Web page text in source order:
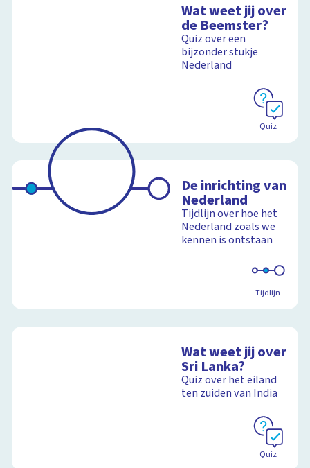
Wat weet jij over
de Beemster?
Quiz over een
bijzonder stukje
Nederland
Quiz
De inrichting van
Nederland
Tijdlijn over hoe het
Nederland zoals we
kennen is ontstaan
Tijdlijn
Wat weet jij over
Sri Lanka?
Quiz over het eiland
ten zuiden van India
Quiz